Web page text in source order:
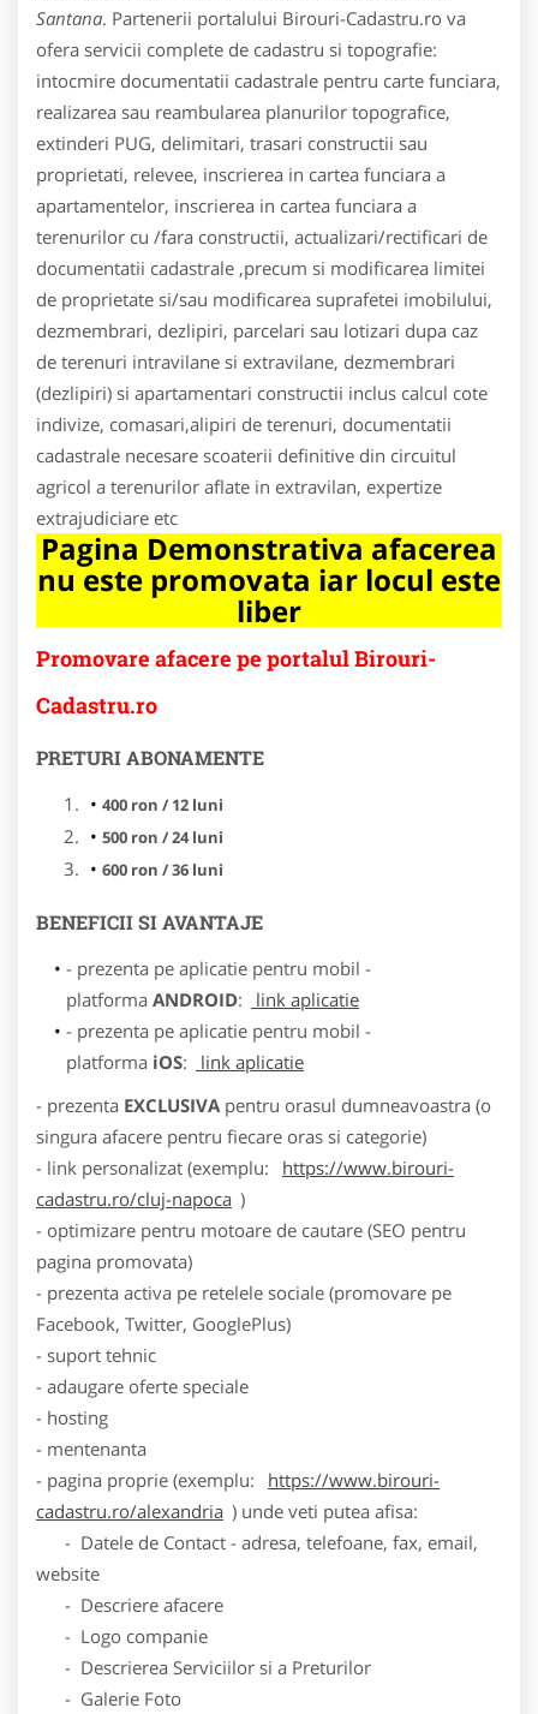
Santana. Partenerii portalului Birouri-Cadastru.ro va
ofera servicii complete de cadastru si topografie:
intocmire documentatii cadastrale pentru carte funciara,
realizarea sau reambularea planurilor topografice,
extinderi PUG, delimitari, trasari constructii sau
proprietati, relevee, inscrierea in cartea funciara a
apartamentelor, inscrierea in cartea funciara a
terenurilor cu /fara constructii, actualizari/rectificari de
documentatii cadastrale ,precum si modificarea limitei
de proprietate si/sau modificarea suprafetei imobilului,
dezmembrari, dezlipiri, parcelari sau lotizari dupa caz
de terenuri intravilane si extravilane, dezmembrari
(dezlipiri) si apartamentari constructii inclus calcul cote
indivize, comasari,alipiri de terenuri, documentatii
cadastrale necesare scoaterii definitive din circuitul
agricol a terenurilor aflate in extravilan, expertize
extrajudiciare etc
Pagina Demonstrativa afacerea
nu este promovata iar locul este
liber
Promovare afacere pe portalul Birouri-
Cadastru.ro
PRETURI ABONAMENTE
400 ron / 12 luni
500 ron / 24 luni
600 ron / 36 luni
BENEFICII SI AVANTAJE
- prezenta pe aplicatie pentru mobil -
platforma ANDROID:
link aplicatie
- prezenta pe aplicatie pentru mobil -
platforma iOS:
link aplicatie
- prezenta EXCLUSIVA pentru orasul dumneavoastra (o
singura afacere pentru fiecare oras si categorie)
- link personalizat (exemplu:
https://www.birouri-
cadastru.ro/cluj-napoca )
- optimizare pentru motoare de cautare (SEO pentru
pagina promovata)
- prezenta activa pe retelele sociale (promovare pe
Facebook, Twitter, GooglePlus)
- suport tehnic
- adaugare oferte speciale
- hosting
- mentenanta
- pagina proprie (exemplu:
https://www.birouri-
cadastru.ro/alexandria ) unde veti putea afisa:
- Datele de Contact - adresa, telefoane, fax, email,
website
- Descriere afacere
- Logo companie
- Descrierea Serviciilor si a Preturilor
- Galerie Foto